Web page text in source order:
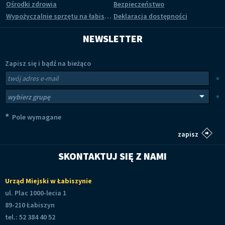
Ośrodki zdrowia
Bezpieczeństwo
Wypożyczalnie sprzętu na łabiszyńskiej wyspie Deklaracja dostępności
NEWSLETTER
Zapisz się i bądź na bieżąco
Newsletter
*
*
* Pole wymagane
SKONTAKTUJ SIĘ Z NAMI
Urząd Miejski w Łabiszynie
ul. Plac 1000-lecia 1
89-210 Łabiszyn
tel.: 52 384 40 52